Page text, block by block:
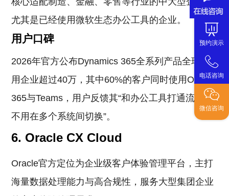
预约演示
电话咨询
微信咨询
尤其是已经使用微软生态办公工具的企业。
用户口碑
2026年官方公布Dynamics 365全系列产品全球使
用企业超过40万，其中60%的客户同时使用Office
365与Teams，用户反馈其“和办公工具打通流畅，
不用在多个系统间切换”。
6. Oracle CX Cloud
Oracle官方定位为企业级客户体验管理平台，主打
海量数据处理能力与高合规性，服务大型集团企业